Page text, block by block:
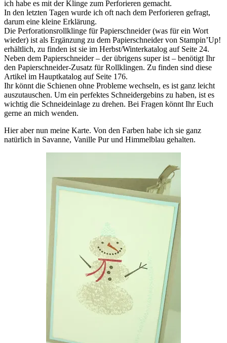
ich habe es mit der Klinge zum Perforieren gemacht.
In den letzten Tagen wurde ich oft nach dem Perforieren gefragt,
darum eine kleine Erklärung.
Die Perforationsrollklinge für Papierschneider (was für ein Wort
wieder) ist als Ergänzung zu dem Papierschneider von Stampin’Up!
erhältlich, zu finden ist sie im Herbst/Winterkatalog auf Seite 24.
Neben dem Papierschneider – der übrigens super ist – benötigt Ihr
den Papierschneider-Zusatz für Rollklingen. Zu finden sind diese
Artikel im Hauptkatalog auf Seite 176.
Ihr könnt die Schienen ohne Probleme wechseln, es ist ganz leicht
auszutauschen. Um ein perfektes Schneidergebins zu haben, ist es
wichtig die Schneideinlage zu drehen. Bei Fragen könnt Ihr Euch
gerne an mich wenden.
Hier aber nun meine Karte. Von den Farben habe ich sie ganz
natürlich in Savanne, Vanille Pur und Himmelblau gehalten.